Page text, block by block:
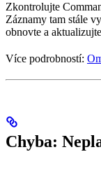
Zkontrolujte
Záznamy tam stále
obnovte a
Více podrobností:
Chyba: